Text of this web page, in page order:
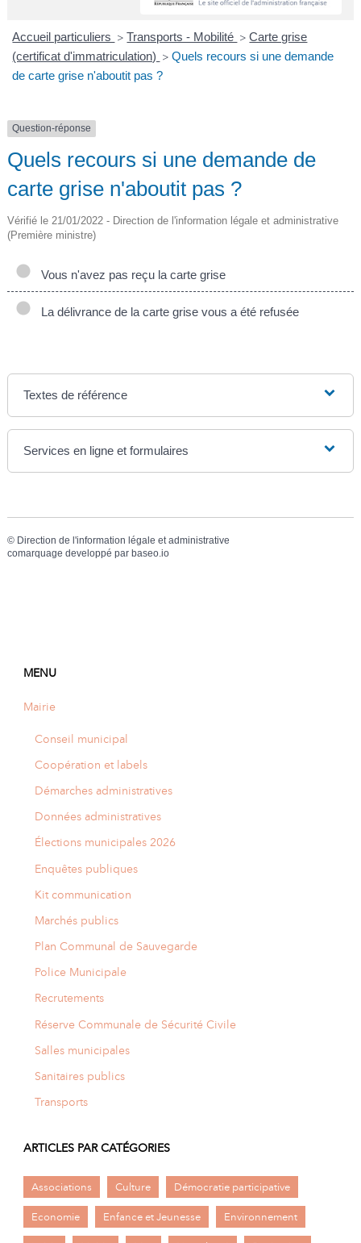
R E
Accueil particuliers > Transports - Mobilité > Carte grise
(certificat d'immatriculation) > Quels recours si une demande
de carte grise n'aboutit pas ?
Question-réponse
Quels recours si une demande de
carte grise n'aboutit pas ?
Vérifié le 21/01/2022 - Direction de l'information légale et administrative
(Première ministre)
Vous n'avez pas reçu la carte grise
La délivrance de la carte grise vous a été refusée
Textes de référence
Services en ligne et formulaires
© Direction de l'information légale et administrative
comarquage developpé par baseo.io
MENU
Mairie
Conseil municipal
Coopération et labels
Démarches administratives
Données administratives
Élections municipales 2026
Enquêtes publiques
Kit communication
Marchés publics
Plan Communal de Sauvegarde
Police Municipale
Recrutements
Réserve Communale de Sécurité Civile
Salles municipales
Sanitaires publics
Transports
ARTICLES PAR CATÉGORIES
Associations Culture Démocratie participative
Economie Enfance et Jeunesse Environnement